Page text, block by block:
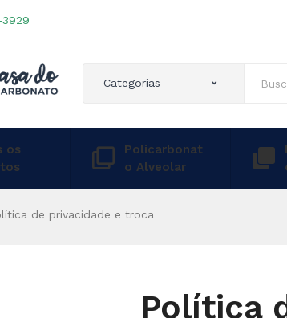
Categorias
os
Policarbonat
o Alveolar
de privacidade e troca
Política